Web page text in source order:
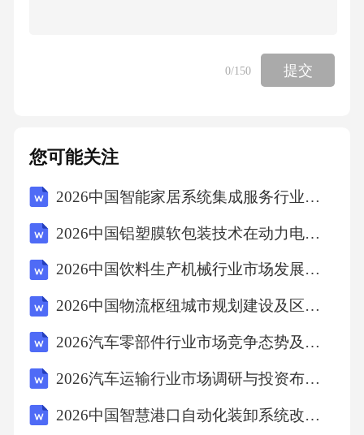
服务合规重构巩固高端市场，日本企业则凭借
极致单品性能与隐性知识沉淀统治精密利基市
望未来，产业生态系统正经历深刻重构，商业
模式从单一设备销售向以数据为纽带的全生命
周期服务生态转型，2025年后市场服务收入占
“碳数据”成为设备运行原生语言，具备原生碳计
量与AI能效优化能力的机型占比达58.7%，关键
核心零部件综合自主化率提升至68.7%，磁悬浮
于多场景典型案例提炼出的工艺深度耦合、合
规价值内化、数据资产沉淀与生态协同共生四
0/150 提交
您可能关注
2026中国智能家居系统集成服务行业市场供需分析及投资评估规划分析研究报告
2026中国铝塑膜软包装技术在动力电池领域渗透分析
2026中国饮料生产机械行业市场发展需求分析及投资评估规划分析研究报告
2026中国物流枢纽城市规划建设及区域经济带动效应研究报告
2026汽车零部件行业市场竞争态势及投资前景规划分析研究报告
2026汽车运输行业市场调研与投资布局报告
2026中国智慧港口自动化装卸系统改造案例研究